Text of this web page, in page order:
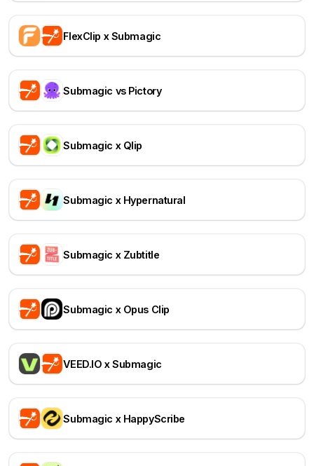
FlexClip x Submagic
Submagic vs Pictory
Submagic x Qlip
Submagic x Hypernatural
Submagic x Zubtitle
Submagic x Opus Clip
VEED.IO x Submagic
Submagic x HappyScribe